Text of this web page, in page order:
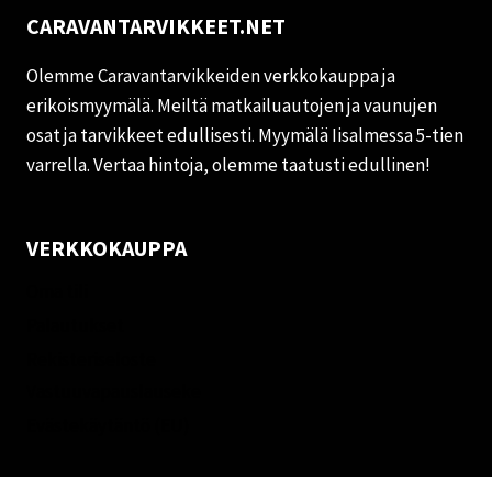
CARAVANTARVIKKEET.NET
Olemme Caravantarvikkeiden verkkokauppa ja
erikoismyymälä. Meiltä matkailuautojen ja vaunujen
osat ja tarvikkeet edullisesti. Myymälä Iisalmessa 5-tien
varrella. Vertaa hintoja, olemme taatusti edullinen!
VERKKOKAUPPA